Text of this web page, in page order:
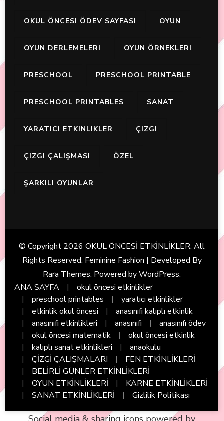
OKUL ÖNCESI ÖDEV SAYFASI OYUN
OYUN DERLEMELERI OYUN ÖRNEKLERI
PRESCHOOL PRESCHOOL PRINTABLE
PRESCHOOL PRINTABLES SANAT
YARATICI ETKINLIKLER ÇIZGI
ÇIZGI ÇALIŞMASI ÖZEL
ŞARKILI OYUNLAR
© Copyright 2026 OKUL ÖNCESİ ETKİNLİKLER. All
Rights Reserved. Feminine Fashion | Developed By
Rara Themes. Powered byWordPress.
ANA SAYFA
okul öncesi etkinlikler
preschool printables
yaratıcı etkinlikler
etkinlik okul öncesi
anasınıfı kalıplı etkinlik
anasınıfı etkinlikleri
anasınıfı
anasınıfı ödev
okul öncesi matematik
okul öncesi etkinlik
kalıplı sanat etkinlikleri
anaokulu
ÇİZGİ ÇALIŞMALARI
FEN ETKİNLİKLERİ
BELİRLİ GÜNLER ETKİNLİKLERİ
OYUN ETKİNLİKLERİ
KARNE ETKİNLİKLERİ
SANAT ETKİNLİKLERİ
Gizlilik Politikası